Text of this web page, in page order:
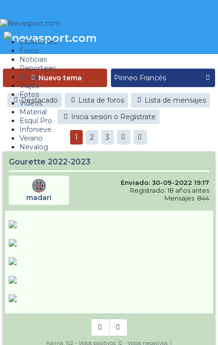
Estaciones
Foros
Noticias
Reportajes
Blogs
Viajes
Fotos
Videos
Material
Esquí Pro
Infonieve
Verano
Nevalog
Nuevo tema
Destacado Lista de foros
Lista de mensajes
Inicia sesión o Regístrate
1 2 3
Gourette 2022-2023
madari
Enviado: 30-09-2022 19:17
Registrado: 18 años antes
Mensajes: 844
Karma: 102 - Votos positivos: 12 - Votos negativos: 1